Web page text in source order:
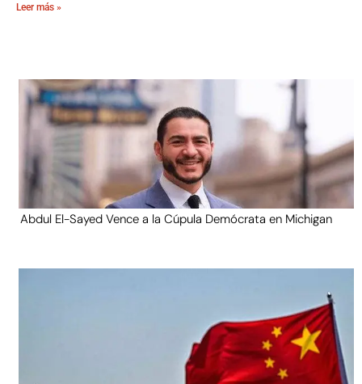
Leer más »
Abdul El-Sayed Vence a la Cúpula Demócrata en Michigan